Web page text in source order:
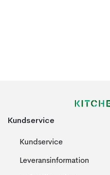
Kundservice
Kundservice
Leveransinformation